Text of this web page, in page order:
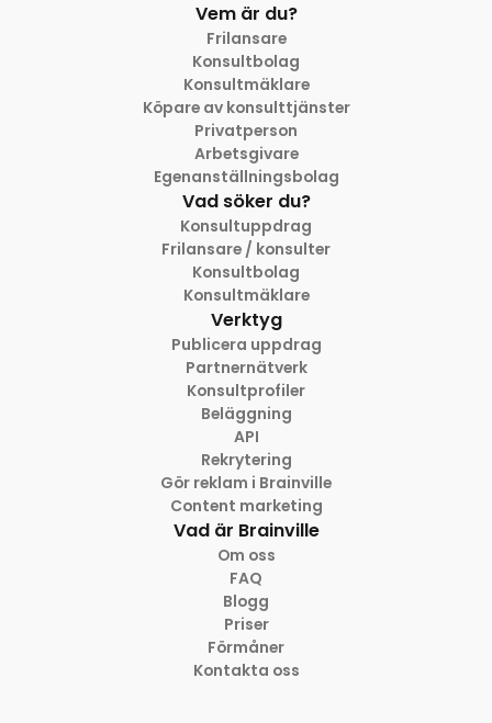
Vem är du?
Frilansare
Konsultbolag
Konsultmäklare
Köpare av konsulttjänster
Privatperson
Arbetsgivare
Egenanställningsbolag
Vad söker du?
Konsultuppdrag
Frilansare / konsulter
Konsultbolag
Konsultmäklare
Verktyg
Publicera uppdrag
Partnernätverk
Konsultprofiler
Beläggning
API
Rekrytering
Gör reklam i Brainville
Content marketing
Vad är Brainville
Om oss
FAQ
Blogg
Priser
Förmåner
Kontakta oss